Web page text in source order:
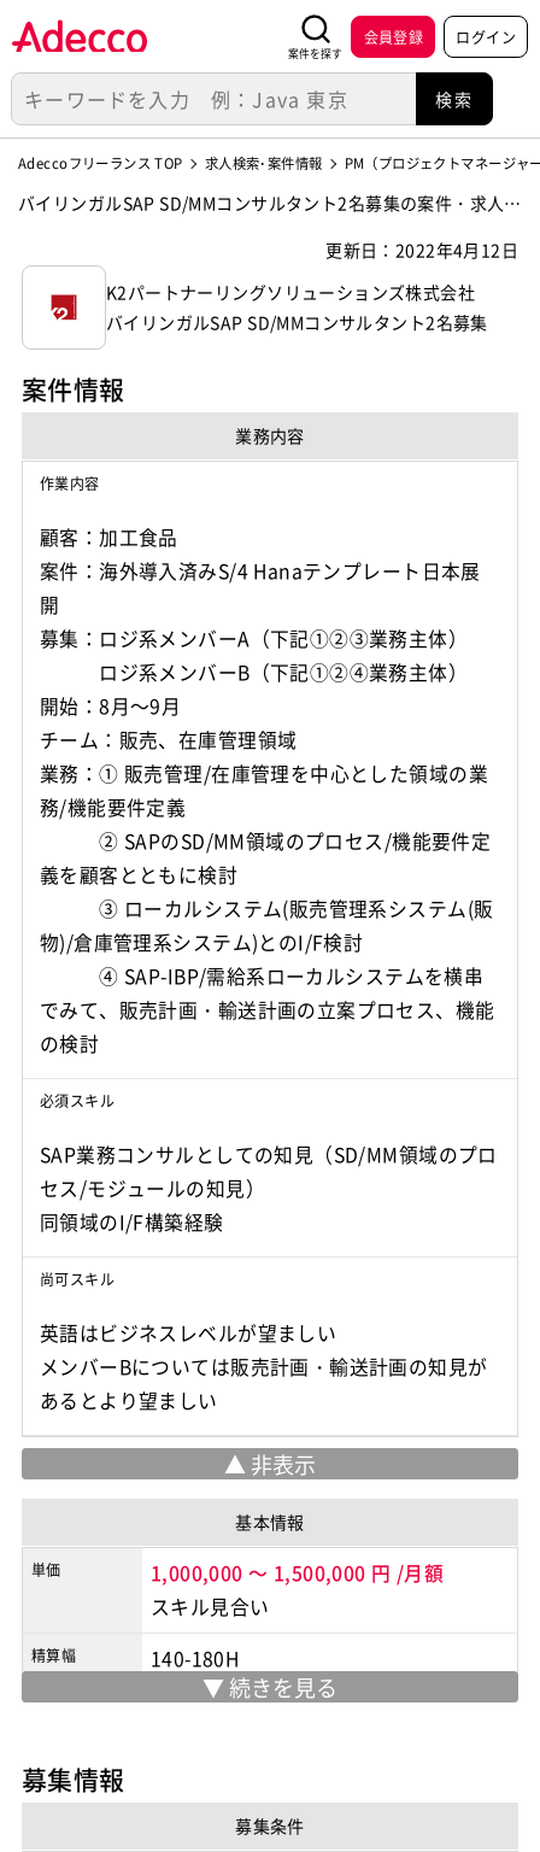
案件を探す
会員登録 ログイン
Adeccoフリーランス TOP 求人検索･案件情報 PM（プロジェクトマネージャ
バイリンガルSAP SD/MMコンサルタント2名募集の案件・求人
更新日：2022年4月12日
K2パートナーリングソリューションズ株式会社
バイリンガルSAP SD/MMコンサルタント2名募集
案件情報
業務内容
作業内容
顧客：加工食品
案件：海外導入済みS/4 Hanaテンプレート日本展
開
募集：ロジ系メンバーA（下記①②③業務主体）
ロジ系メンバーB（下記①②④業務主体）
開始：8月～9月
チーム：販売、在庫管理領域
業務：① 販売管理/在庫管理を中心とした領域の業
務/機能要件定義
② SAPのSD/MM領域のプロセス/機能要件定
義を顧客とともに検討
③ ローカルシステム(販売管理系システム(販
物)/倉庫管理系システム)とのI/F検討
④ SAP-IBP/需給系ローカルシステムを横串
でみて、販売計画・輸送計画の立案プロセス、機能
の検討
必須スキル
SAP業務コンサルとしての知見（SD/MM領域のプロ
セス/モジュールの知見）
同領域のI/F構築経験
尚可スキル
英語はビジネスレベルが望ましい
メンバーBについては販売計画・輸送計画の知見が
あるとより望ましい
基本情報
単価 1,000,000 ～ 1,500,000 円 /月額
スキル見合い
精算幅 140-180H
勤務地 自宅/基本リモート（都内出社の可能性
募集情報
募集条件